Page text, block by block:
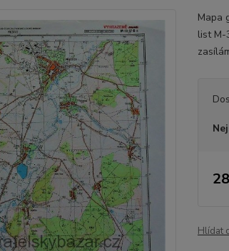
Mapa
list
Hlídat